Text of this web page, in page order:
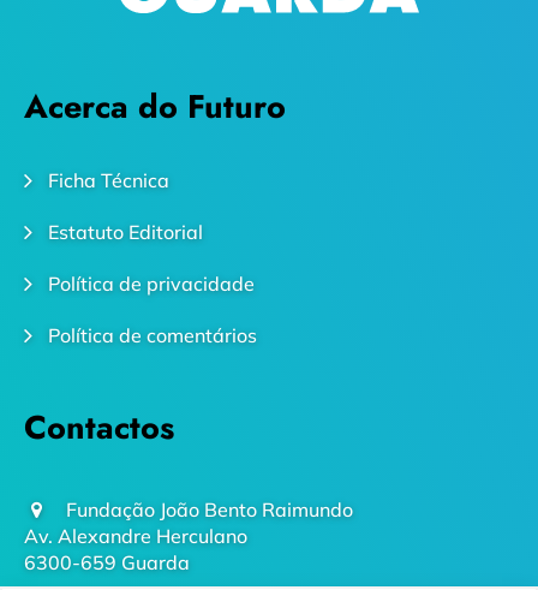
Acerca do Futuro
Ficha Técnica
Estatuto Editorial
Política de privacidade
Política de comentários
Contactos
Fundação João Bento Raimundo
Av. Alexandre Herculano
6300-659 Guarda